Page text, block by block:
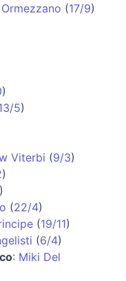
(17/9)
)
5)
Viterbi (9/3)
)
)
(22/4)
(19/11)
(6/4)
: Miki Del